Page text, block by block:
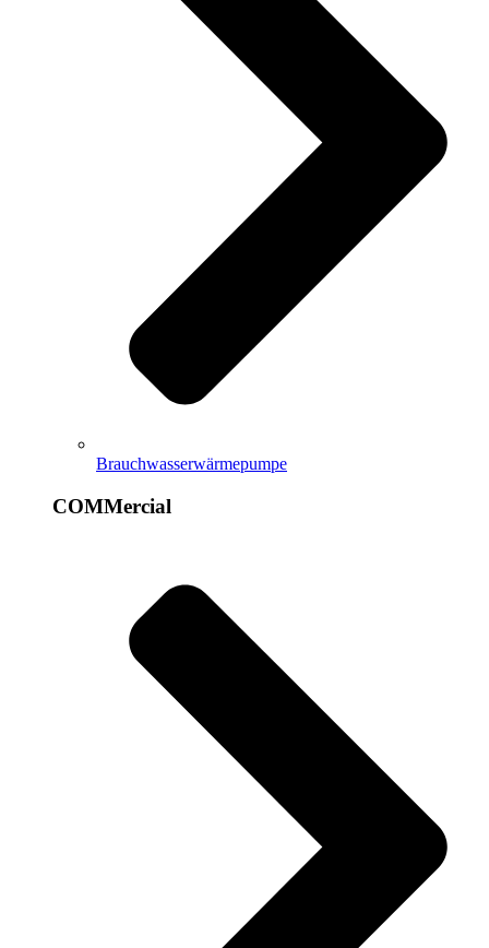
Brauchwasserwärmepumpe
COMMercial